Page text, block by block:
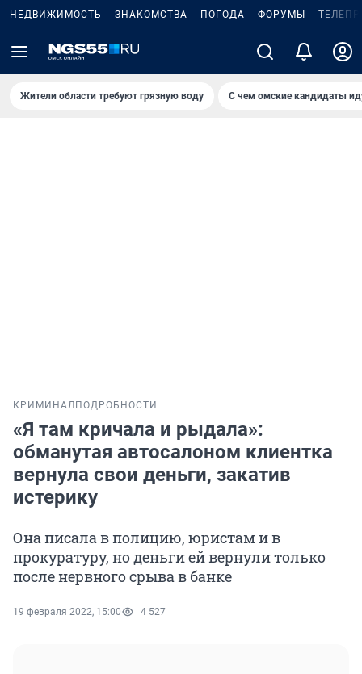
НЕДВИЖИМОСТЬ ЗНАКОМСТВА ПОГОДА ФОРУМЫ
Жители области требуют грязную воду С чем омские кандидаты
КРИМИНАЛ ПОДРОБНОСТИ
«Я там кричала и рыдала»:
обманутая автосалоном клиентка
вернула свои деньги, закатив
истерику
Она писала в полицию, юристам и в
прокуратуру, но деньги ей вернули только
после нервного срыва в банке
19 февраля 2022, 15:00 4 527